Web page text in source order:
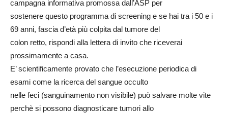
campagna informativa promossa dall’ASP per
sostenere questo programma di screening e se hai tra i 50 e i
69 anni, fascia d’età più colpita dal tumore del
colon retto, rispondi alla lettera di invito che riceverai
prossimamente a casa.
E’ scientificamente provato che l’esecuzione periodica di
esami come la ricerca del sangue occulto
nelle feci (sanguinamento non visibile) può salvare molte vite
perchè si possono diagnosticare tumori allo